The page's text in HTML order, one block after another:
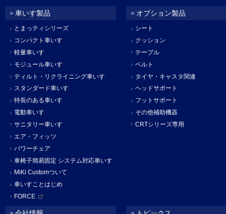
車いす製品
とまっティシリーズ
コンパクト車いす
軽量車いす
モジュール車いす
ティルト・リクライニング車いす
スタンダード車いす
特長のある車いす
電動車いす
サニタリー車いす
エア・フィッツ
パワーチェア
車椅子簡易固定 システム対応車いす
MiKi Customついて
車いすことはじめ
FORCE
オプション製品
シート
クッション
テーブル
ベルト
タイヤ・キャスタ関連
ヘッドサポート
フットサポート
その他補助機器
CRTシリーズ専用